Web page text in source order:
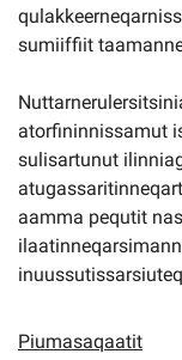
sumiiffiit
atorfininnissamut
sulisartunut
aamma pequtit
Piumasaqaatit